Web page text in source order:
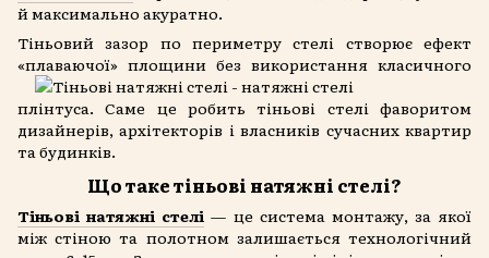
й максимально акуратно.
Тіньовий зазор по периметру стелі створює ефект
«плаваючої» площини без використання класичного
плінтуса. Саме це робить тіньові стелі фаворитом
дизайнерів, архітекторів і власників сучасних квартир
та будинків.
Що таке тіньові натяжні стелі?
Тіньові натяжні стелі — це система монтажу, за якої
між стіною та полотном залишається технологічний